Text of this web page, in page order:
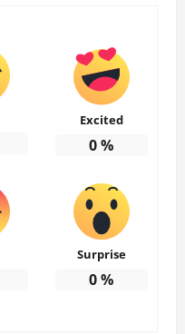
Excited
0%
Surprise
0%